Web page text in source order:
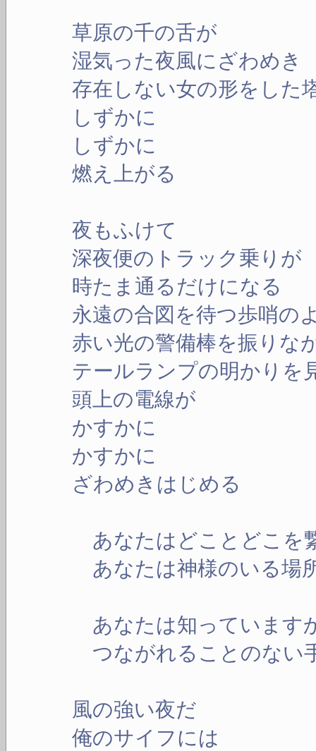
草原の千の舌が
湿気った夜風にざわめき
存在しない女の形をした
しずかに
しずかに
燃え上がる
夜もふけて
深夜便のトラック乗りが
時たま通るだけになる
永遠の合図を待つ歩哨の
赤い光の警備棒を振りな
テールランプの明かりを
頭上の電線が
かすかに
かすかに
ざわめきはじめる
あなたはどことどこを
あなたは神様のいる場
あなたは知っています
つながれることのない
風の強い夜だ
俺のサイフには